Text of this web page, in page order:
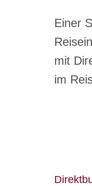
Einer
mit
im